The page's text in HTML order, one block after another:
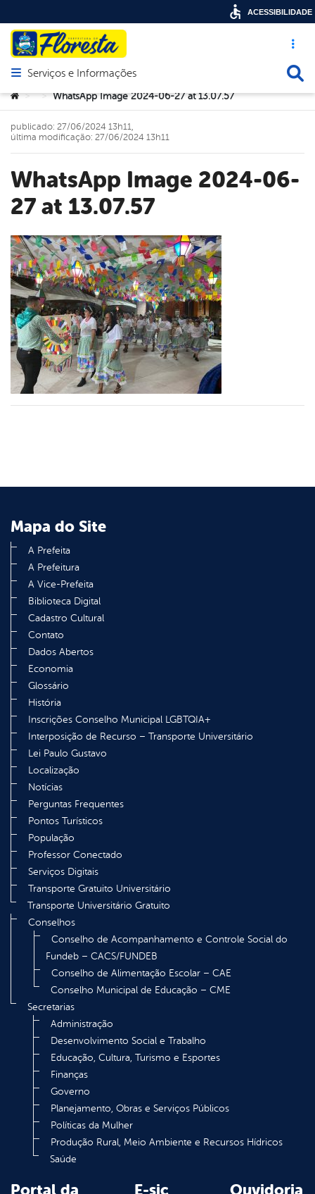
Acesso
Abrir menu principal de navegação
Serviços e Informações
Você está aqui:
> > WhatsApp Image 2024-06-27 at 13.07.57
WhatsApp Image 2024-06-
27 at 13.07.57
publicado: 27/06/2024 13h11,
última modificação: 27/06/2024 13h11
Mapa do Site
A Prefeita
A Prefeitura
A Vice-Prefeita
Biblioteca Digital
Cadastro Cultural
Contato
Dados Abertos
Economia
Glossário
História
Inscrições Conselho Municipal LGBTQIA+
Interposição de Recurso – Transporte Universitário
Lei Paulo Gustavo
Localização
Notícias
Perguntas Frequentes
Pontos Turísticos
População
Professor Conectado
Serviços Digitais
Transporte Gratuito Universitário
Transporte Universitário Gratuito
Conselhos
Conselho de Acompanhamento e Controle Social do
Fundeb – CACS/FUNDEB
Conselho de Alimentação Escolar – CAE
Conselho Municipal de Educação – CME
Secretarias
Administração
Desenvolvimento Social e Trabalho
Educação, Cultura, Turismo e Esportes
Finanças
Governo
Planejamento, Obras e Serviços Públicos
Políticas da Mulher
Produção Rural, Meio Ambiente e Recursos Hídricos
Saúde
ACESSIBILIDADE